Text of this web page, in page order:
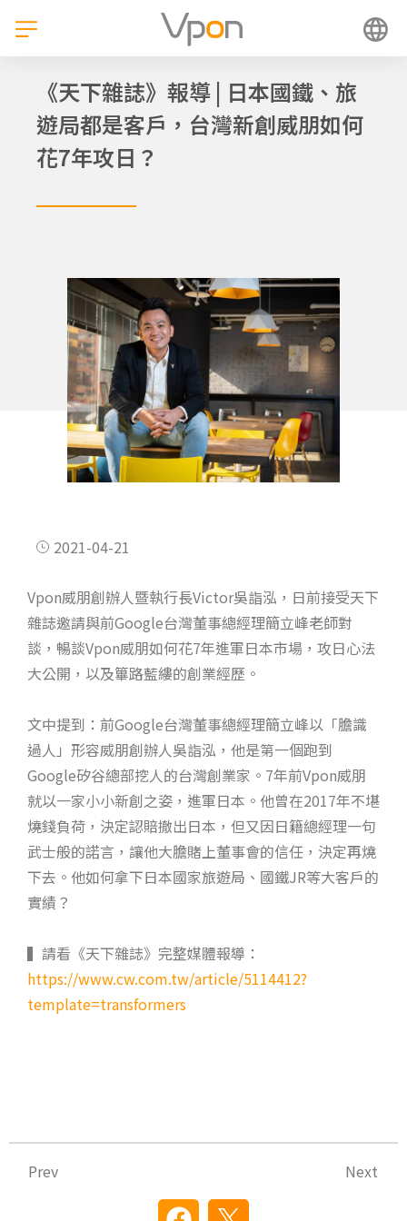
《天下雜誌》報導 | 日本國鐵、旅
遊局都是客戶，台灣新創威朋如何
花7年攻日？
2021-04-21
Vpon威朋創辦人暨執行長Victor吳詣泓，日前接受天下
雜誌邀請與前Google台灣董事總經理簡立峰老師對
談，暢談Vpon威朋如何花7年進軍日本市場，攻日心法
大公開，以及篳路藍縷的創業經歷。
文中提到：前Google台灣董事總經理簡立峰以「膽識
過人」形容威朋創辦人吳詣泓，他是第一個跑到
Google矽谷總部挖人的台灣創業家。7年前Vpon威朋
就以一家小小新創之姿，進軍日本。他曾在2017年不堪
燒錢負荷，決定認賠撤出日本，但又因日籍總經理一句
武士般的諾言，讓他大膽賭上董事會的信任，決定再燒
下去。他如何拿下日本國家旅遊局、國鐵JR等大客戶的
實績？
▍請看《天下雜誌》完整媒體報導：
https://www.cw.com.tw/article/5114412?
template=transformers
Prev Next